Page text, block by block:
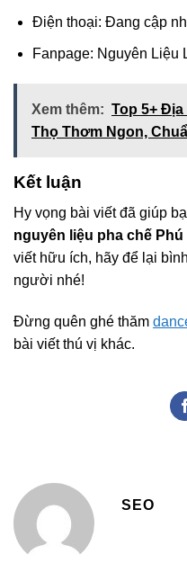
Điện thoại: Đang cập
Fanpage: Nguyên Liệu
Xem thêm: Top 5+ Địa
Thọ Thơm Ngon,
Kết luận
Hy vọng bài viết đã giúp
nguyên liệu pha chế Phú
viết hữu ích, hãy để lại
người nhé!
Đừng quên ghé thăm
bài viết thú vị khác.
SEO